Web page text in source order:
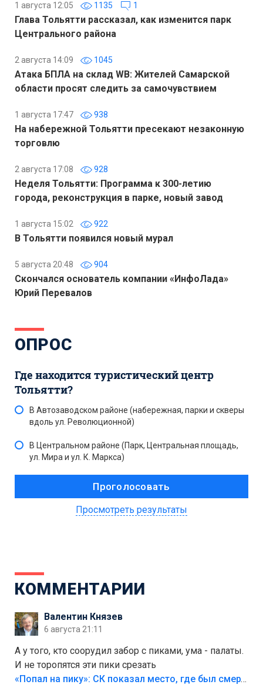
1 августа 12:05 1135 1
Глава Тольятти рассказал, как изменится парк
Центрального района
2 августа 14:09 1045
Атака БПЛА на склад WB: Жителей Самарской
области просят следить за самочувствием
1 августа 17:47 938
На набережной Тольятти пресекают незаконную
торговлю
2 августа 17:08 928
Неделя Тольятти: Программа к 300-летию
города, реконструкция в парке, новый завод
1 августа 15:02 922
В Тольятти появился новый мурал
5 августа 20:48 904
Скончался основатель компании «ИнфоЛада»
Юрий Перевалов
ОПРОС
Где находится туристический центр
Тольятти?
В Автозаводском районе (набережная, парки и скверы
вдоль ул. Революционной)
В Центральном районе (Парк, Центральная площадь,
ул. Мира и ул. К. Маркса)
Просмотреть результаты
КОММЕНТАРИИ
Валентин Князев
6 августа 21:11
А у того, кто соорудил забор с пиками, ума - палаты.
И не торопятся эти пики срезать
«Попал на пику»: СК показал место, где был смертельно травмирован ребенок в Тольятти